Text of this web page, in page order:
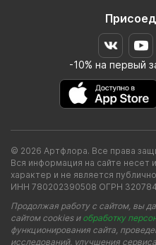
-10% на первый
© 2026 Артфлора. Все права
Вся информация на сайте
характер и не является
ИНН 780202390508 ОГРН
Продолжая работу с сайтом, вы
сайтом cookies и обработку
функционирования сайта,
исследований, улучшения